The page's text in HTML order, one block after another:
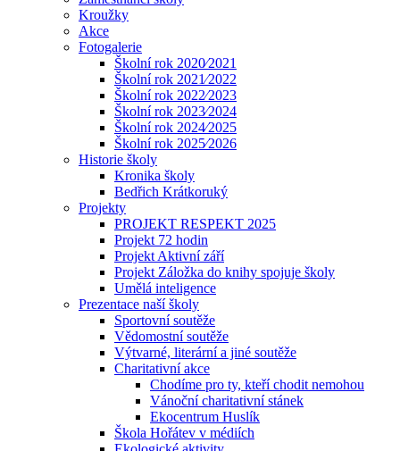
Kroužky
Akce
Fotogalerie
Školní rok 2020⁄2021
Školní rok 2021⁄2022
Školní rok 2022⁄2023
Školní rok 2023⁄2024
Školní rok 2024⁄2025
Školní rok 2025⁄2026
Historie školy
Kronika školy
Bedřich Krátkoruký
Projekty
PROJEKT RESPEKT 2025
Projekt 72 hodin
Projekt Aktivní září
Projekt Záložka do knihy spojuje školy
Umělá inteligence
Prezentace naší školy
Sportovní soutěže
Vědomostní soutěže
Výtvarné, literární a jiné soutěže
Charitativní akce
Chodíme pro ty, kteří chodit nemohou
Vánoční charitativní stánek
Ekocentrum Huslík
Škola Hořátev v médiích